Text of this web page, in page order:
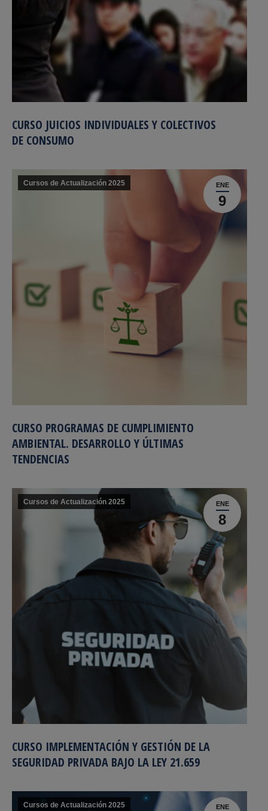
CURSO JUICIOS INDIVIDUALES Y COLECTIVOS
DE CONSUMO
ENE
9
Cursos de Actualización 2025
CURSO PROGRAMAS DE CUMPLIMIENTO
AMBIENTAL. DESARROLLO Y ÚLTIMAS
TENDENCIAS
ENE
8
Cursos de Actualización 2025
CURSO IMPLEMENTACIÓN Y GESTIÓN DE LA
SEGURIDAD PRIVADA BAJO LA LEY 21.659
ENE
Cursos de Actualización 2025